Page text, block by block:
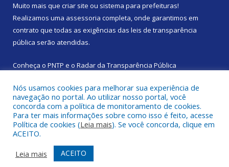
Muito mais que criar site ou sistema para prefeituras!
Realizamos uma assessoria completa, onde garantimos em
contrato que todas as exigências das leis de transparência
pública serão atendidas.
Conheça o PNTP e o Radar da Transparência Pública
Todos os direitos reservados a Prefeitura Municipal de Santa
Izabel do Pará.
Mapa do Site
Acessar Área Administrativa
Acessar Webmail
Nós usamos cookies para melhorar sua experiência de
navegação no portal. Ao utilizar nosso portal, você
concorda com a política de monitoramento de cookies.
Para ter mais informações sobre como isso é feito, acesse
Política de cookies (Leia mais). Se você concorda, clique em
ACEITO.
Leia mais
ACEITO